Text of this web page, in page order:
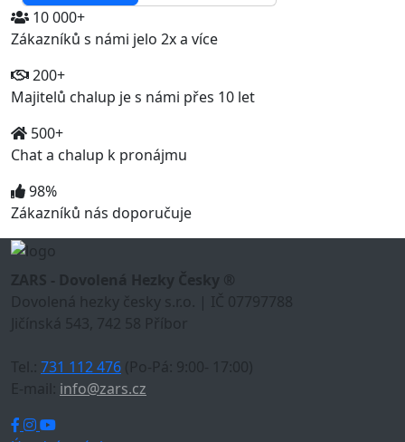
10 000+
Zákazníků s námi jelo 2x a více
200+
Majitelů chalup je s námi přes 10 let
500+
Chat a chalup k pronájmu
98%
Zákazníků nás doporučuje
ZARS - Dovolená Hezky Česky ®
Dovolená hezky česky s.r.o. | IČ 07797788
Jičínská 543, 742 58 Příbor
Tel.: 731 112 476 (Po-Pá: 9:00- 17:00)
E-mail: info@zars.cz